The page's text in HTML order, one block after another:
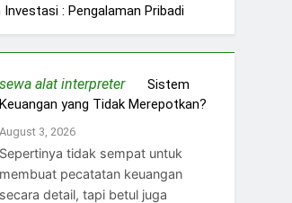
Investasi : Pengalaman Pribadi
sewa alat interpreteron Sistem
Keuangan yang Tidak Merepotkan?
August 3, 2026
Sepertinya tidak sempat untuk
membuat pecatatan keuangan
secara detail, tapi betul juga